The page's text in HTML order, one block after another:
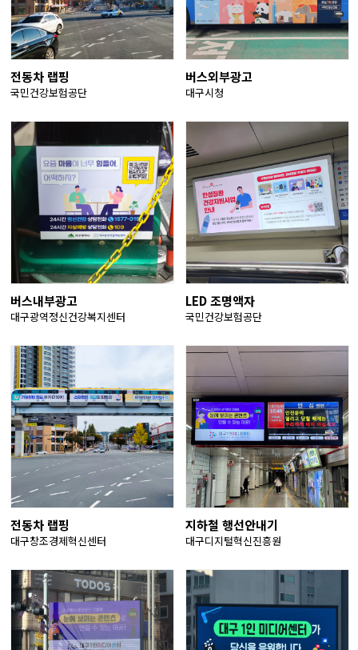
전동차 랩핑
국민건강보험공단
버스외부광고
대구시청
버스내부광고
대구광역정신건강복지센터
LED 조명액자
국민건강보험공단
전동차 랩핑
대구창조경제혁신센터
지하철 행선안내기
대구디지털혁신진흥원